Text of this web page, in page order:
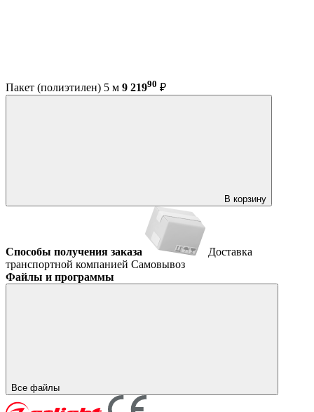
Пакет (полиэтилен) 5 м 9 21990 ₽
В корзину
Способы получения заказа
Доставка
транспортной компанией Самовывоз
Файлы и программы
Все файлы